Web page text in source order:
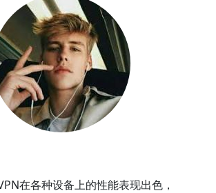
在各种设备上的性能表现出色，